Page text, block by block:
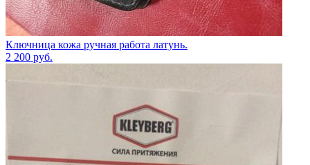
Ключница кожа ручная работа латунь.
2 200 руб.